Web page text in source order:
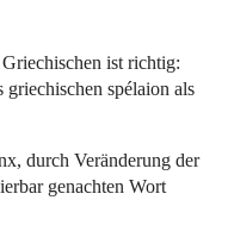
ist richtig:
griechischen spélaion als
durch Veränderung der
genachten Wort